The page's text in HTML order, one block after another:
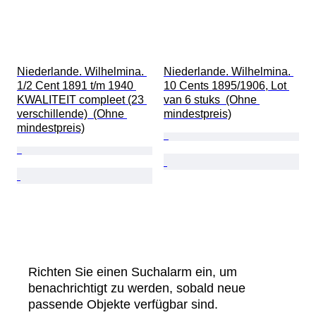
Niederlande. Wilhelmina.
1/2 Cent 1891 t/m 1940
KWALITEIT compleet (23
verschillende)  (Ohne
mindestpreis)
Niederlande. Wilhelmina.
10 Cents 1895/1906, Lot
van 6 stuks  (Ohne
mindestpreis)
Richten Sie einen Suchalarm ein, um
benachrichtigt zu werden, sobald neue
passende Objekte verfügbar sind.